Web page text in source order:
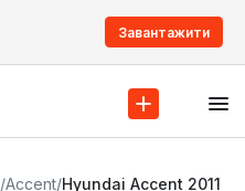
Завантажити
/Accent/Hyundai Accent 2011